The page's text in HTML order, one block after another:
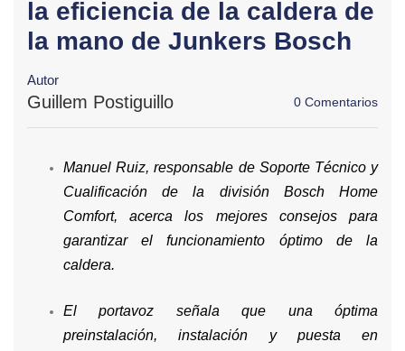
la eficiencia de la caldera de
la mano de Junkers Bosch
Autor
Guillem Postiguillo 0 Comentarios
Manuel Ruiz, responsable de Soporte Técnico y
Cualificación de la división Bosch Home
Comfort, acerca los mejores consejos para
garantizar el funcionamiento óptimo de la
caldera.
El portavoz señala que una óptima
preinstalación, instalación y puesta en